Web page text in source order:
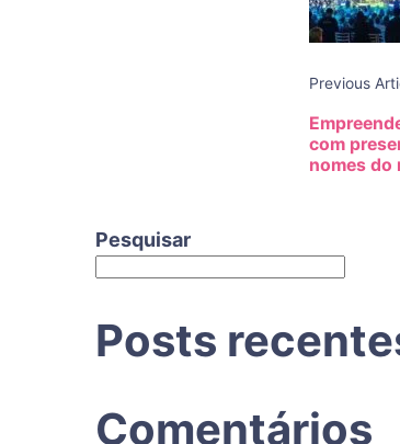
Previous
com
nomes do
Pesquisar
Posts
Comentários